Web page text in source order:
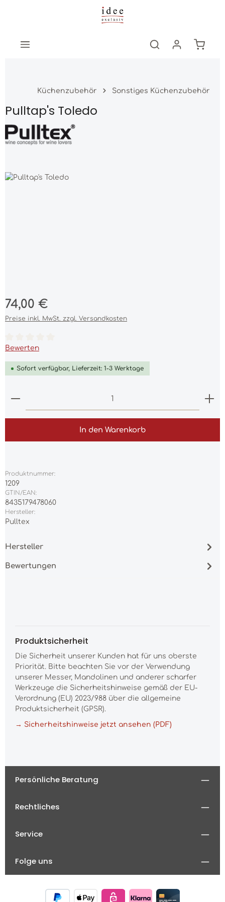
Zum Hauptinhalt springen
Küchenzubehör Sonstiges Küchenzubehör
Pulltap's Toledo
Bildergalerie überspringen
Regulärer Preis:
74,00 €
Preise inkl. MwSt. zzgl. Versandkosten
Durchschnittliche Bewertung von 0 von 5 Sternen
Bewerten
Sofort verfügbar, Lieferzeit: 1-3 Werktage
Produkt Anzahl: Gib den gewünschten Wert
In den Warenkorb
Produktnummer:
1209
GTIN/EAN:
8435179478060
Hersteller:
Pulltex
Hersteller
Bewertungen
Produktsicherheit
Die Sicherheit unserer Kunden hat für uns oberste
Priorität. Bitte beachten Sie vor der Verwendung
unserer Messer, Mandolinen und anderer scharfer
Werkzeuge die Sicherheitshinweise gemäß der EU-
Verordnung (EU) 2023/988 über die allgemeine
Produktsicherheit (GPSR).
→ Sicherheitshinweise jetzt ansehen (PDF)
Persönliche Beratung
Rechtliches
Service
Folge uns